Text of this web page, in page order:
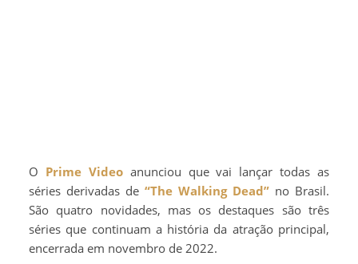
Prime Videoanunciou que vai lançar todas as
séries derivadas de “The Walking Dead” no Brasil.
São quatro novidades, mas os destaques são três
séries que continuam a história da atração principal,
encerrada em novembro de 2022.